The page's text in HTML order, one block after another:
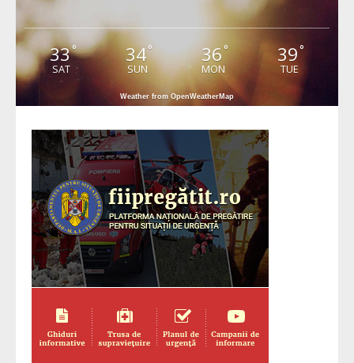
33°
SAT
34°
SUN
36°
MON
39°
TUE
Weather from OpenWeatherMap